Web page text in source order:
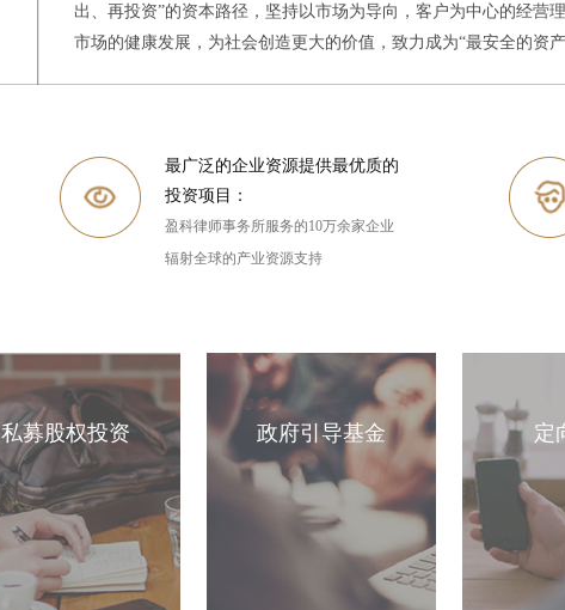
出、再投资”的资本路径，坚持以市场为导向，客户为中心的经营
市场的健康发展，为社会创造更大的价值，致力成为“最安全的资产
最广泛的企业资源提供最优质的
投资项目：
盈科律师事务所服务的10万余家企业
辐射全球的产业资源支持
私募股权投资 政府引导基金 定